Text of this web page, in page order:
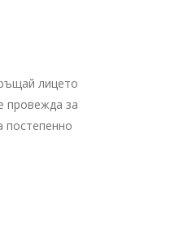
лицето
провежда за
постепенно